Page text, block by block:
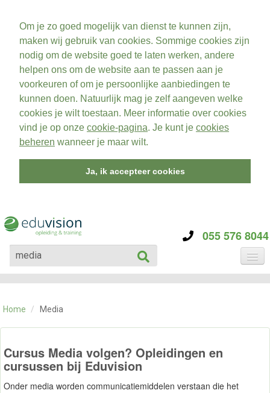
Om je zo goed mogelijk van dienst te kunnen zijn,
maken wij gebruik van cookies. Sommige cookies zijn
nodig om de website goed te laten werken, andere
helpen ons om de website aan te passen aan je
voorkeuren of om je persoonlijke aanbiedingen te
kunnen doen. Natuurlijk mag je zelf aangeven welke
cookies je wilt toestaan. Meer informatie over cookies
vind je op onze cookie-pagina. Je kunt je cookies
beheren wanneer je maar wilt.
Ja, ik accepteer cookies
055 576 8044
CATEGORIE
OVER ONS
CONTACT
Home / Media
Cursus Media volgen? Opleidingen en
cursussen bij Eduvision
Onder media worden communicatiemiddelen verstaan die het